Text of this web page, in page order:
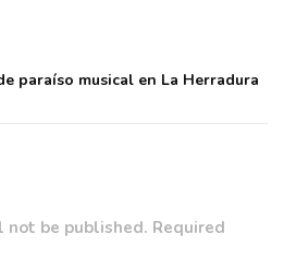
paraíso musical en La Herradura
be published. Required